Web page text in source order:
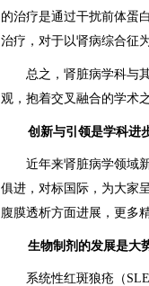
的治疗是通过干扰前体蛋
治疗，对于以肾病综合征
总之，肾脏病学科与
观，抱着交叉融合的学术
创新与引领是学科进
近年来肾脏病学领域
俱进，对标国际，为大家
腹膜透析方面进展，更多
生物制剂的发展是大
系统性红斑狼疮（